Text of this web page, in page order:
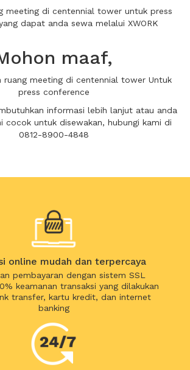
meeting di centennial tower untuk press
dapat anda sewa melalui XWORK
maaf,
ruang meeting di centennial tower Untuk
press conference
informasi lebih lanjut atau anda
cocok untuk disewakan, hubungi kami di
0812-8900-4848
online mudah dan terpercaya
pembayaran dengan sistem SSL
keamanan transaksi yang dilakukan
transfer, kartu kredit, dan internet
banking